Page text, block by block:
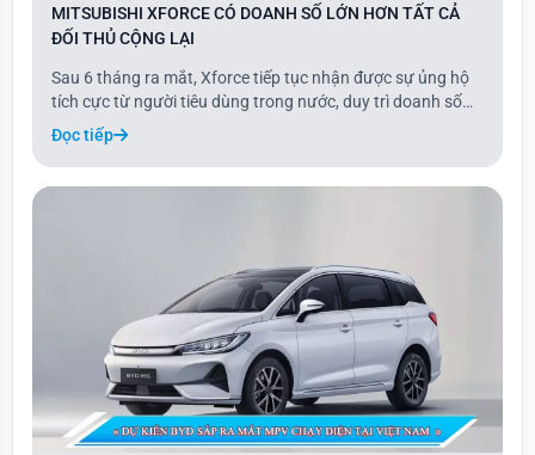
MITSUBISHI XFORCE CÓ DOANH SỐ LỚN HƠN TẤT CẢ
ĐỐI THỦ CỘNG LẠI
Sau 6 tháng ra mắt, Xforce tiếp tục nhận được sự ủng hộ
tích cực từ người tiêu dùng trong nước, duy trì doanh số
dẫn đầu qua các tháng. Sự xuất hiện của mẫu xe này đã
phá vỡ thế độc quyền nhiều năm của các dòng xe Hàn
Quốc lắp ráp trong nước như Creta và
Đọc tiếp